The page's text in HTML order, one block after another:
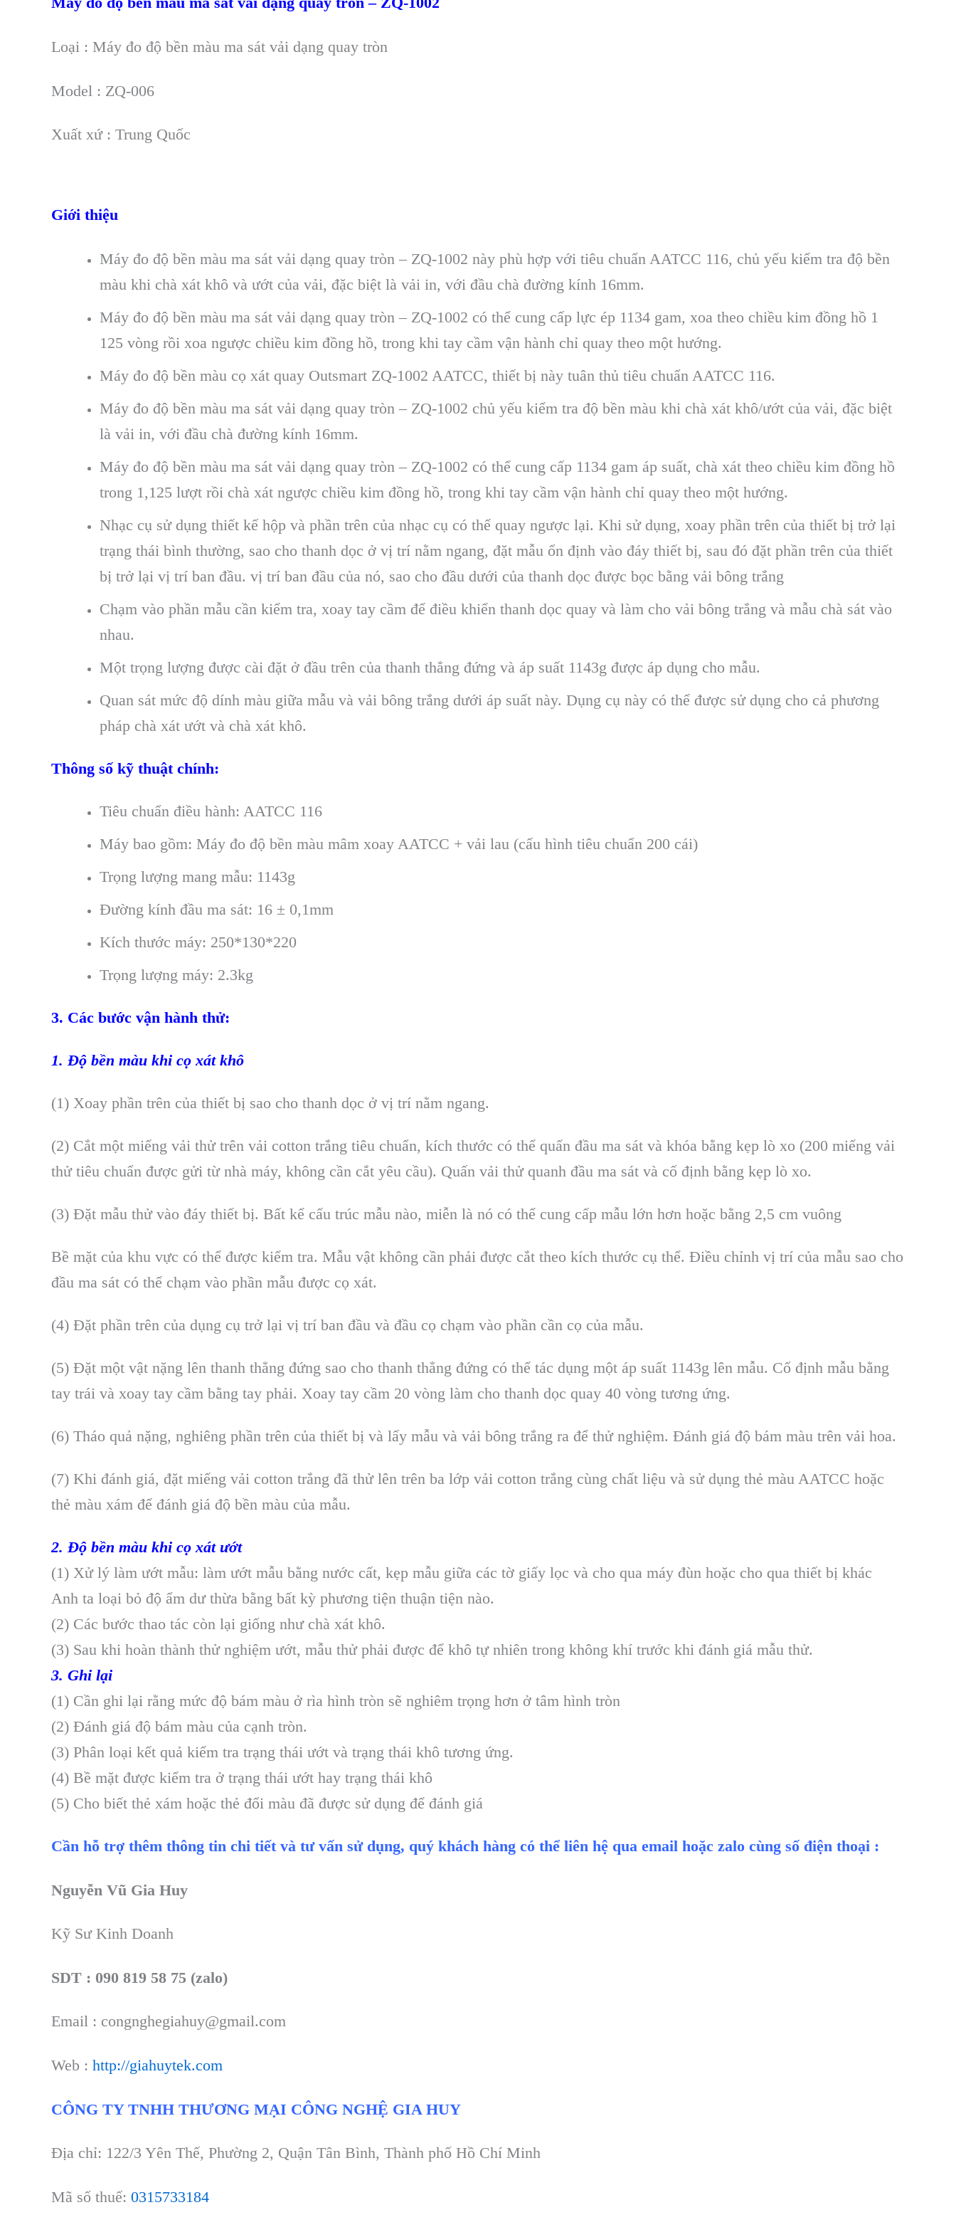
Loại : Máy đo độ bền màu ma sát vải dạng quay tròn
Model : ZQ-006
Xuất xứ : Trung Quốc
Giới thiệu
Máy đo độ bền màu ma sát vải dạng quay tròn – ZQ-1002 này phù hợp với tiêu chuẩn AATCC 116, chủ yếu kiểm tra độ bền
màu khi chà xát khô và ướt của vải, đặc biệt là vải in, với đầu chà đường kính 16mm.
Máy đo độ bền màu ma sát vải dạng quay tròn – ZQ-1002 có thể cung cấp lực ép 1134 gam, xoa theo chiều kim đồng hồ 1
125 vòng rồi xoa ngược chiều kim đồng hồ, trong khi tay cầm vận hành chỉ quay theo một hướng.
Máy đo độ bền màu cọ xát quay Outsmart ZQ-1002 AATCC, thiết bị này tuân thủ tiêu chuẩn AATCC 116.
Máy đo độ bền màu ma sát vải dạng quay tròn – ZQ-1002 chủ yếu kiểm tra độ bền màu khi chà xát khô/ướt của vải, đặc biệt
là vải in, với đầu chà đường kính 16mm.
Máy đo độ bền màu ma sát vải dạng quay tròn – ZQ-1002 có thể cung cấp 1134 gam áp suất, chà xát theo chiều kim đồng hồ
trong 1,125 lượt rồi chà xát ngược chiều kim đồng hồ, trong khi tay cầm vận hành chỉ quay theo một hướng.
Nhạc cụ sử dụng thiết kế hộp và phần trên của nhạc cụ có thể quay ngược lại. Khi sử dụng, xoay phần trên của thiết bị trở lại
trạng thái bình thường, sao cho thanh dọc ở vị trí nằm ngang, đặt mẫu ổn định vào đáy thiết bị, sau đó đặt phần trên của thiết
bị trở lại vị trí ban đầu. vị trí ban đầu của nó, sao cho đầu dưới của thanh dọc được bọc bằng vải bông trắng
Chạm vào phần mẫu cần kiểm tra, xoay tay cầm để điều khiển thanh dọc quay và làm cho vải bông trắng và mẫu chà sát vào
nhau.
Một trọng lượng được cài đặt ở đầu trên của thanh thẳng đứng và áp suất 1143g được áp dụng cho mẫu.
Quan sát mức độ dính màu giữa mẫu và vải bông trắng dưới áp suất này. Dụng cụ này có thể được sử dụng cho cả phương
pháp chà xát ướt và chà xát khô.
Thông số kỹ thuật chính:
Tiêu chuẩn điều hành: AATCC 116
Máy bao gồm: Máy đo độ bền màu mâm xoay AATCC + vải lau (cấu hình tiêu chuẩn 200 cái)
Trọng lượng mang mẫu: 1143g
Đường kính đầu ma sát: 16 ± 0,1mm
Kích thước máy: 250*130*220
Trọng lượng máy: 2.3kg
3. Các bước vận hành thử:
1. Độ bền màu khi cọ xát khô
(1) Xoay phần trên của thiết bị sao cho thanh dọc ở vị trí nằm ngang.
(2) Cắt một miếng vải thử trên vải cotton trắng tiêu chuẩn, kích thước có thể quấn đầu ma sát và khóa bằng kẹp lò xo (200 miếng vải
thử tiêu chuẩn được gửi từ nhà máy, không cần cắt yêu cầu). Quấn vải thử quanh đầu ma sát và cố định bằng kẹp lò xo.
(3) Đặt mẫu thử vào đáy thiết bị. Bất kể cấu trúc mẫu nào, miễn là nó có thể cung cấp mẫu lớn hơn hoặc bằng 2,5 cm vuông
Bề mặt của khu vực có thể được kiểm tra. Mẫu vật không cần phải được cắt theo kích thước cụ thể. Điều chỉnh vị trí của mẫu sao cho
đầu ma sát có thể chạm vào phần mẫu được cọ xát.
(4) Đặt phần trên của dụng cụ trở lại vị trí ban đầu và đầu cọ chạm vào phần cần cọ của mẫu.
(5) Đặt một vật nặng lên thanh thẳng đứng sao cho thanh thẳng đứng có thể tác dụng một áp suất 1143g lên mẫu. Cố định mẫu bằng
tay trái và xoay tay cầm bằng tay phải. Xoay tay cầm 20 vòng làm cho thanh dọc quay 40 vòng tương ứng.
(6) Tháo quả nặng, nghiêng phần trên của thiết bị và lấy mẫu và vải bông trắng ra để thử nghiệm. Đánh giá độ bám màu trên vải hoa.
(7) Khi đánh giá, đặt miếng vải cotton trắng đã thử lên trên ba lớp vải cotton trắng cùng chất liệu và sử dụng thẻ màu AATCC hoặc
thẻ màu xám để đánh giá độ bền màu của mẫu.
2. Độ bền màu khi cọ xát ướt
(1) Xử lý làm ướt mẫu: làm ướt mẫu bằng nước cất, kẹp mẫu giữa các tờ giấy lọc và cho qua máy đùn hoặc cho qua thiết bị khác
Anh ta loại bỏ độ ẩm dư thừa bằng bất kỳ phương tiện thuận tiện nào.
(2) Các bước thao tác còn lại giống như chà xát khô.
(3) Sau khi hoàn thành thử nghiệm ướt, mẫu thử phải được để khô tự nhiên trong không khí trước khi đánh giá mẫu thử.
3. Ghi lại
(1) Cần ghi lại rằng mức độ bám màu ở rìa hình tròn sẽ nghiêm trọng hơn ở tâm hình tròn
(2) Đánh giá độ bám màu của cạnh tròn.
(3) Phân loại kết quả kiểm tra trạng thái ướt và trạng thái khô tương ứng.
(4) Bề mặt được kiểm tra ở trạng thái ướt hay trạng thái khô
(5) Cho biết thẻ xám hoặc thẻ đổi màu đã được sử dụng để đánh giá
Cần hỗ trợ thêm thông tin chi tiết và tư vấn sử dụng, quý khách hàng có thể liên hệ qua email hoặc zalo cùng số điện thoại :
Nguyễn Vũ Gia Huy
Kỹ Sư Kinh Doanh
SDT : 090 819 58 75 (zalo)
Email : congnghegiahuy@gmail.com
Web : http://giahuytek.com
CÔNG TY TNHH THƯƠNG MẠI CÔNG NGHỆ GIA HUY
Địa chỉ: 122/3 Yên Thế, Phường 2, Quận Tân Bình, Thành phố Hồ Chí Minh
Mã số thuế: 0315733184